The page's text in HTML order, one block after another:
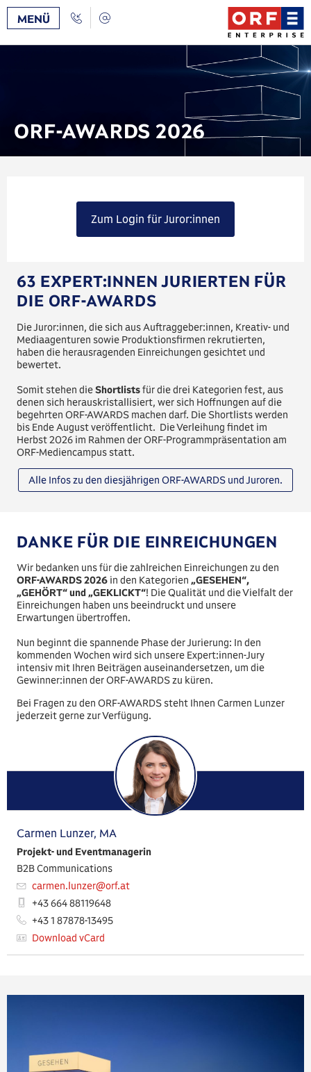
Zum
Inhalt
Zur
Navigation
MENÜ Call
Back
Kontakt
ORF-AWARDS 2026
Zum Login für Juror:innen
63 EXPERT:INNEN JURIERTEN FÜR
DIE ORF-AWARDS
Die Juror:innen, die sich aus Auftraggeber:innen, Kreativ- und
Mediaagenturen sowie Produktionsfirmen rekrutierten,
haben die herausragenden Einreichungen gesichtet und
bewertet.
Somit stehen dieShortlistsfür die drei Kategorien fest, aus
denen sich herauskristallisiert, wer sich Hoffnungen auf die
begehrten ORF-AWARDS machen darf. Die Shortlists werden
bis Ende August veröffentlicht. Die Verleihung findet im
Herbst 2026 im Rahmen der ORF-Programmpräsentation am
ORF-Mediencampus statt.
Alle Infos zu den diesjährigen ORF-AWARDS und Juroren.
DANKE FÜR DIE EINREICHUNGEN
Wir bedanken uns für die zahlreichen Einreichungen zu den
ORF-AWARDS 2026 in den Kategorien „GESEHEN“,
„GEHÖRT“ und „GEKLICKT“! Die Qualität und die Vielfalt der
Einreichungen haben uns beeindruckt und unsere
Erwartungen übertroffen.
Nun beginnt die spannende Phase der Jurierung: In den
kommenden Wochen wird sich unsere Expert:innen-Jury
intensiv mit Ihren Beiträgen auseinandersetzen, um die
Gewinner:innen der ORF-AWARDS zu küren.
Bei Fragen zu den ORF-AWARDS steht Ihnen Carmen Lunzer
jederzeit gerne zur Verfügung.
Carmen Lunzer, MA
Projekt- und Eventmanagerin
B2B Communications
carmen.lunzer​@orf.at
+43 664 88119648
+43 1 87878-13495
Download vCard